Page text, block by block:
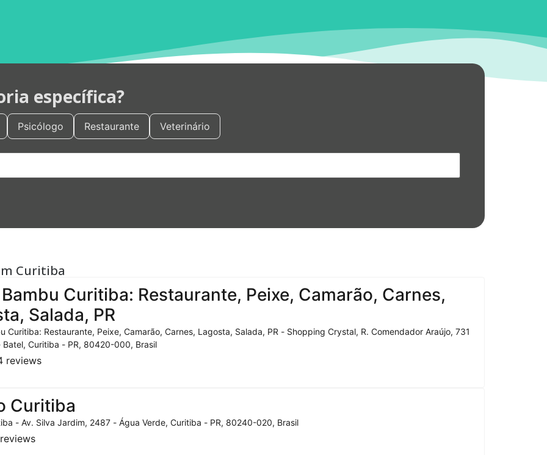
específica?
Psicólogo Restaurante Veterinário
Curitiba
Curitiba: Restaurante, Peixe, Camarão, Carnes,
Salada, PR
Curitiba: Restaurante, Peixe, Camarão, Carnes, Lagosta, Salada, PR - Shopping Crystal, R. Comendador Araújo, 731
Batel, Curitiba - PR, 80420-000, Brasil
reviews
Curitiba
- Av. Silva Jardim, 2487 - Água Verde, Curitiba - PR, 80240-020, Brasil